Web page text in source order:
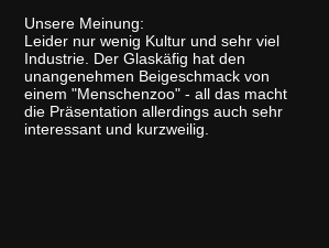
Unsere Meinung:
Leider nur wenig Kultur und sehr viel
Industrie. Der Glaskäfig hat den
unangenehmen Beigeschmack von
einem "Menschenzoo" - all das macht
die Präsentation allerdings auch sehr
interessant und kurzweilig.